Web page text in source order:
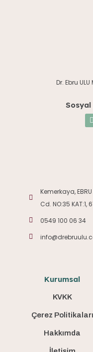
Dr. Ebru
Sosyal
Kemerkaya,
Cd. NO:35
0549 100 06 34
Kurumsal
KVKK
Çerez Politikaları
Hakkımda